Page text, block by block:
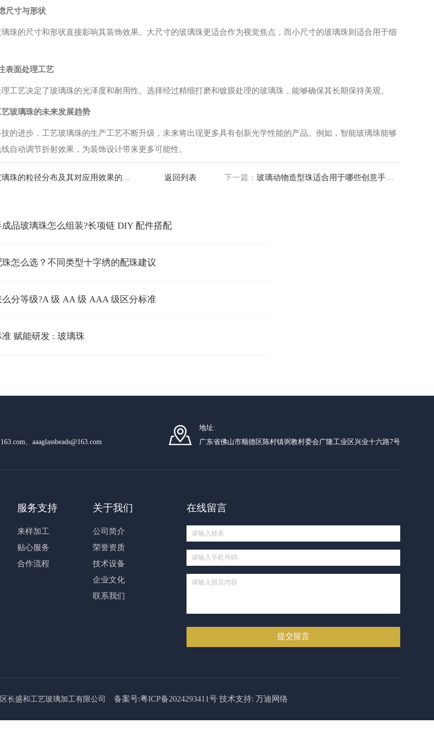
寸与形状
的尺寸和形状直接影响其装饰效果。大尺寸的玻璃珠更适合作为视觉焦点，而小尺寸的玻璃珠则适合用于细
面处理工艺
艺决定了玻璃珠的光泽度和耐用性。选择经过精细打磨和镀膜处理的玻璃珠，能够确保其长期保持美观。
璃珠的未来发展趋势
进步，工艺玻璃珠的生产工艺不断升级，未来将出现更多具有创新光学性能的产品。例如，智能玻璃珠能够
自动调节折射效果，为装饰设计带来更多可能性。
珠的粒径分布及其对应用效果的影响 返回列表 下一篇：玻璃动物造型珠适合用于哪些创意手工场景？为你揭秘应用亮点
品玻璃珠怎么组装?长项链 DIY 配件搭配
怎么选？不同类型十字绣的配珠建议
分等级?A 级 AA 级 AAA 级区分标准
赋能研发 : 玻璃珠
、aaaglassbeads@163.com
地址:
广东省佛山市顺德区陈村镇弼教村委会广隆工业区兴业十六路7号
服务支持
来样加工
贴心服务
合作流程
关于我们
公司简介
荣誉资质
技术设备
企业文化
联系我们
在线留言
长盛和工艺玻璃加工有限公司 备案号:粤ICP备2024293411号 技术支持: 万迪网络